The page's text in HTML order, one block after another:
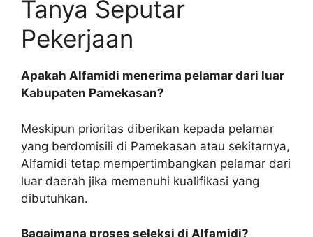
Tanya Seputar
Pekerjaan
Apakah Alfamidi menerima pelamar dari luar
Kabupaten Pamekasan?
Meskipun prioritas diberikan kepada pelamar
yang berdomisili di Pamekasan atau sekitarnya,
Alfamidi tetap mempertimbangkan pelamar dari
luar daerah jika memenuhi kualifikasi yang
dibutuhkan.
Bagaimana proses seleksi di Alfamidi?